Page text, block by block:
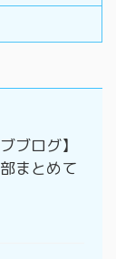
ブログ】
まとめて